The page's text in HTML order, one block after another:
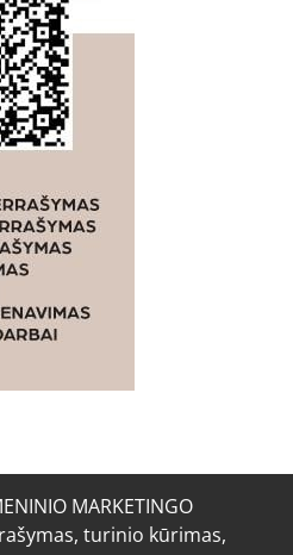
MARKETINGO
rašymas, turinio kūrimas,